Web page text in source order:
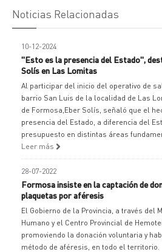
Noticias Relacionadas
10-12-2024
"Esto es la presencia del Estado",
Solís en Las Lomitas
Al participar del inicio del operativo de
barrio San Luis de la localidad de Las
de Formosa,Eber Solís, señaló que el
presencia del Estado, a diferencia del
presupuesto en distintas áreas
Leer más
28-07-2022
Formosa insiste en la captación de
plaquetas por aféresis
El Gobierno de la Provincia, a través del
Humano y el Centro Provincial de
promoviendo la donación voluntaria y
método de aféresis, en todo el territorio.